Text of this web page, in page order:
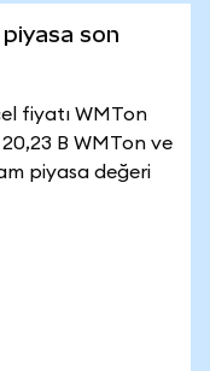
son
fiyatı WMTon
20,23 B WMTon ve
piyasa değeri